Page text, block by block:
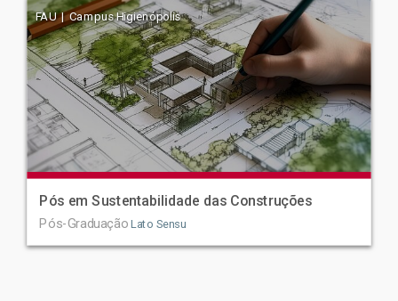
FAU | Campus Higienópolis
Pós em Sustentabilidade das Construções
Pós-Graduação Lato Sensu